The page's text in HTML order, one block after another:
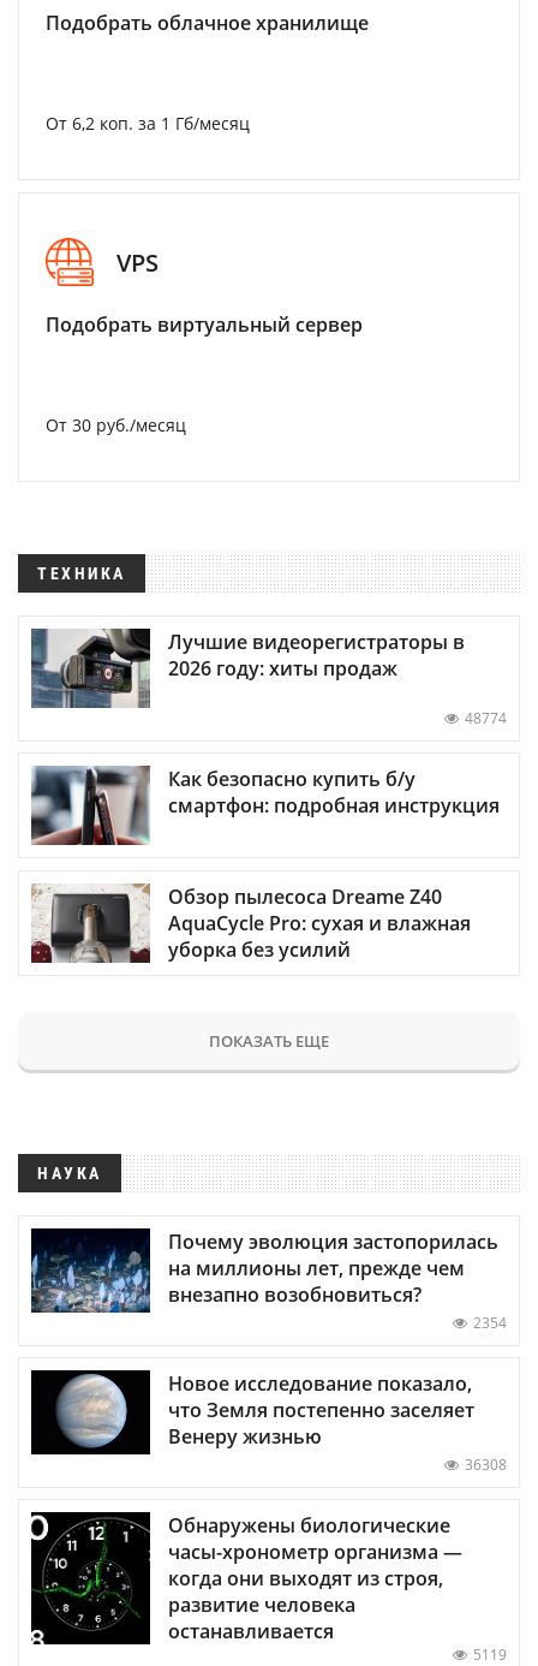
Подобрать облачное хранилище
От 6,2 коп. за 1 Гб/месяц
VPS
Подобрать виртуальный сервер
От 30 руб./месяц
ТЕХНИКА
Лучшие видеорегистраторы в
2026 году: хиты продаж
48774
Как безопасно купить б/у
смартфон: подробная инструкция
Обзор пылесоса Dreame Z40
AquaCycle Pro: сухая и влажная
уборка без усилий
ПОКАЗАТЬ ЕЩЕ
НАУКА
Почему эволюция застопорилась
на миллионы лет, прежде чем
внезапно возобновиться?
2354
Новое исследование показало,
что Земля постепенно заселяет
Венеру жизнью
36308
Обнаружены биологические
часы-хронометр организма —
когда они выходят из строя,
развитие человека
останавливается
5119